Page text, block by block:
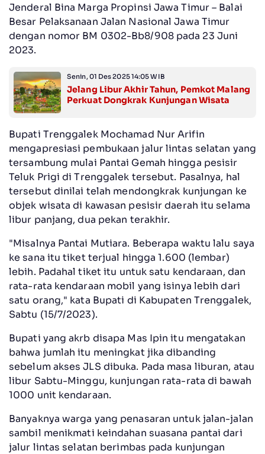
Jenderal Bina Marga Propinsi Jawa Timur – Balai
Besar Pelaksanaan Jalan Nasional Jawa Timur
dengan nomor BM 0302-Bb8/908 pada 23 Juni
2023.
Senin, 01 Des 2025 14:05 WIB
Jelang Libur Akhir Tahun, Pemkot Malang
Perkuat Dongkrak Kunjungan Wisata
Bupati Trenggalek Mochamad Nur Arifin
mengapresiasi pembukaan jalur lintas selatan yang
tersambung mulai Pantai Gemah hingga pesisir
Teluk Prigi di Trenggalek tersebut. Pasalnya, hal
tersebut dinilai telah mendongkrak kunjungan ke
objek wisata di kawasan pesisir daerah itu selama
libur panjang, dua pekan terakhir.
"Misalnya Pantai Mutiara. Beberapa waktu lalu saya
ke sana itu tiket terjual hingga 1.600 (lembar)
lebih. Padahal tiket itu untuk satu kendaraan, dan
rata-rata kendaraan mobil yang isinya lebih dari
satu orang," kata Bupati di Kabupaten Trenggalek,
Sabtu (15/7/2023).
Bupati yang akrb disapa Mas Ipin itu mengatakan
bahwa jumlah itu meningkat jika dibanding
sebelum akses JLS dibuka. Pada masa liburan, atau
libur Sabtu-Minggu, kunjungan rata-rata di bawah
1000 unit kendaraan.
Banyaknya warga yang penasaran untuk jalan-jalan
sambil menikmati keindahan suasana pantai dari
jalur lintas selatan berimbas pada kunjungan